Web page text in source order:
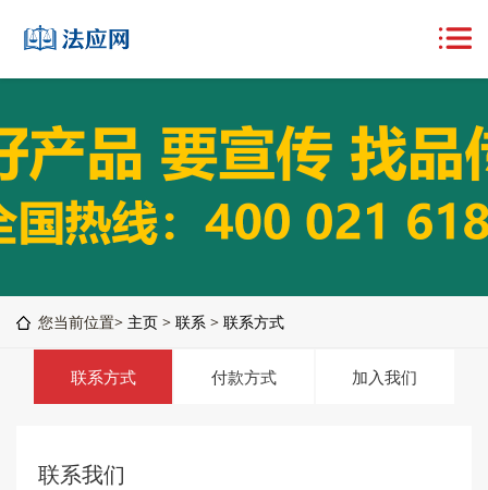
您当前位置> 主页 > 联系 > 联系方式
联系方式 付款方式 加入我们
联系我们